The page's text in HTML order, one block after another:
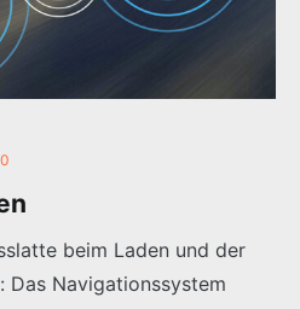
beim Laden und der
Das Navigationssystem